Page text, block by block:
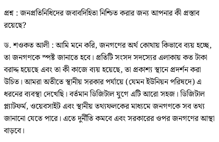
প্রশ্ন : জনপ্রতিনিধিদের জবাবদিহিতা নিশ্চিত করার জন্য আপনার কী প্রস্তাব
রয়েছে?
ড. শওকত আলী : আমি মনে করি, জনগণের অর্থ কোথায় কিভাবে ব্যয় হচ্ছে,
তা জনগণকে স্পষ্ট জানাতে হবে। প্রতিটি সংসদ সদস্যের এলাকায় কত টাকা
বরাদ্দ হয়েছে এবং তা কী কাজে ব্যয় হয়েছে, তা প্রকাশ্য স্থানে প্রদর্শন করা
উচিত। আমরা অতীতে স্থানীয় সরকার পর্যায়ে (যেমন ইউনিয়ন পরিষদে) এ
ধরনের ব্যবস্থা দেখেছি। বর্তমান ডিজিটাল যুগে এটি আরো সহজ। ডিজিটাল
প্ল্যাটফর্ম, ওয়েবসাইট এবং স্থানীয় তথ্যফলকের মাধ্যমে জনগণকে সব তথ্য
জানানো যেতে পারে। এতে দুর্নীতি কমবে এবং সরকারের ওপর জনগণের আস্থা
বাড়বে।